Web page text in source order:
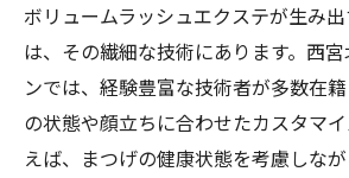
ボリュームラッシュエクステが生み
は、その繊細な技術にあります。西
ンでは、経験豊富な技術者が多数在
の状態や顔立ちに合わせたカスタマ
えば、まつげの健康状態を考慮しな